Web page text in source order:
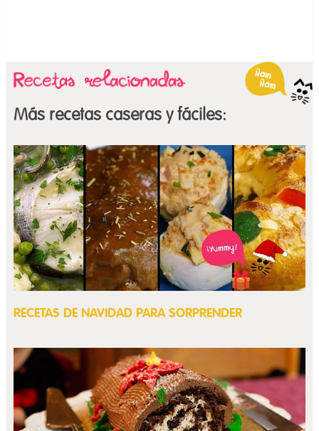
Más recetas caseras y fáciles:
RECETAS DE NAVIDAD PARA SORPRENDER